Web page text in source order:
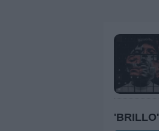
'BRILLO'